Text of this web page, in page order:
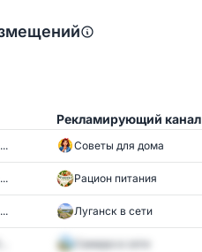
Рекламирующий канал
Советы для дома
Рацион питания
Луганск в сети
Самара в сети